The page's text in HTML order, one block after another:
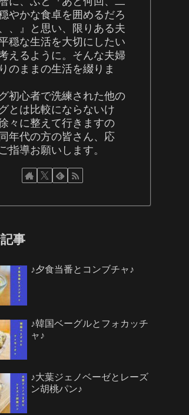
やかな食卓を囲めるだろ
、』と思い、限りある夫
穏な生活を大切にしたい
えるように。そんな夫婦
のままの生活を綴りま
初心者で洗練された他の
とは比較にならないけ
々に整えて行きますの
年代の方の皆さん、応
指導お願いします。
事
♪夕食当番とコンブチャ♪
♪韓国ベーグルとフォカッチ
ャ♪
♪大葉ジェノベーゼとレーズ
ン胡桃パン♪